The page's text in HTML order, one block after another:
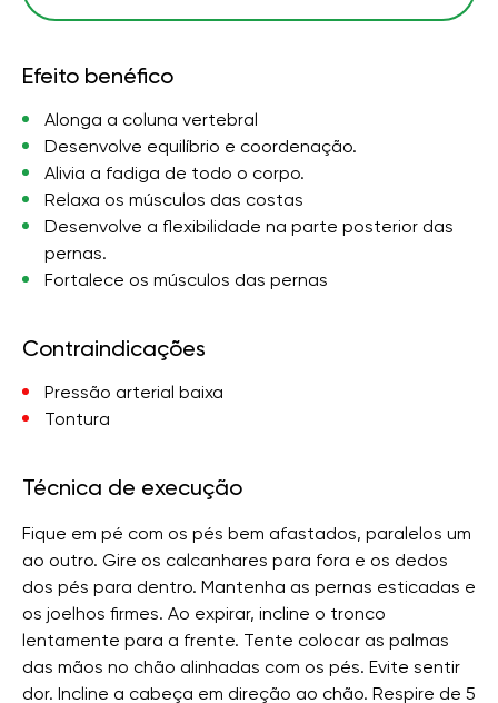
Efeito benéfico
Alonga a coluna vertebral
Desenvolve equilíbrio e coordenação.
Alivia a fadiga de todo o corpo.
Relaxa os músculos das costas
Desenvolve a flexibilidade na parte posterior das
pernas.
Fortalece os músculos das pernas
Contraindicações
Pressão arterial baixa
Tontura
Técnica de execução
Fique em pé com os pés bem afastados, paralelos um
ao outro. Gire os calcanhares para fora e os dedos
dos pés para dentro. Mantenha as pernas esticadas e
os joelhos firmes. Ao expirar, incline o tronco
lentamente para a frente. Tente colocar as palmas
das mãos no chão alinhadas com os pés. Evite sentir
dor. Incline a cabeça em direção ao chão. Respire de 5